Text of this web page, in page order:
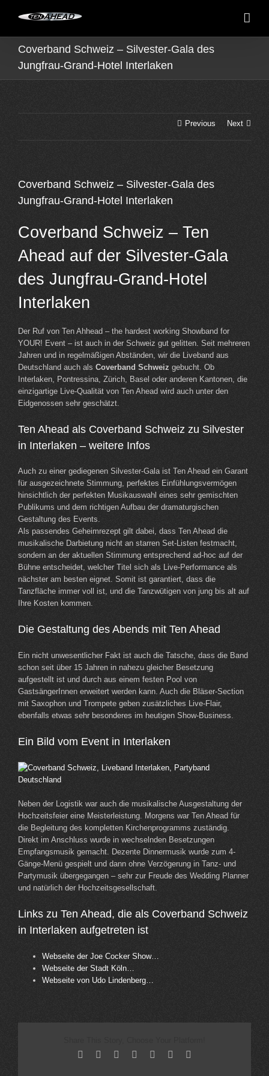
Coverband Schweiz – Silvester-Gala des
Jungfrau-Grand-Hotel Interlaken
Previous Next
Coverband Schweiz – Silvester-Gala des
Jungfrau-Grand-Hotel Interlaken
Coverband Schweiz – Ten
Ahead auf der Silvester-Gala
des Jungfrau-Grand-Hotel
Interlaken
Der Ruf von Ten Ahhead – the hardest working Showband for
YOUR! Event – ist auch in der Schweiz gut gelitten. Seit mehreren
Jahren und in regelmäßigen Abständen, wir die Liveband aus
Deutschland auch als Coverband Schweiz gebucht. Ob
Interlaken, Pontressina, Zürich, Basel oder anderen Kantonen, die
einzigartige Live-Qualität von Ten Ahead wird auch unter den
Eidgenossen sehr geschätzt.
Ten Ahead als Coverband Schweiz zu Silvester
in Interlaken – weitere Infos
Auch zu einer gediegenen Silvester-Gala ist Ten Ahead ein Garant
für ausgezeichnete Stimmung, perfektes Einfühlungsvermögen
hinsichtlich der perfekten Musikauswahl eines sehr gemischten
Publikums und dem richtigen Aufbau der dramaturgischen
Gestaltung des Events.
Als passendes Geheimrezept gilt dabei, dass Ten Ahead die
musikalische Darbietung nicht an starren Set-Listen festmacht,
sondern an der aktuellen Stimmung entsprechend ad-hoc auf der
Bühne entscheidet, welcher Titel sich als Live-Performance als
nächster am besten eignet. Somit ist garantiert, dass die
Tanzfläche immer voll ist, und die Tanzwütigen von jung bis alt auf
Ihre Kosten kommen.
Die Gestaltung des Abends mit Ten Ahead
Ein nicht unwesentlicher Fakt ist auch die Tatsche, dass die Band
schon seit über 15 Jahren in nahezu gleicher Besetzung
aufgestellt ist und durch aus einem festen Pool von
GastsängerInnen erweitert werden kann. Auch die Bläser-Section
mit Saxophon und Trompete geben zusätzliches Live-Flair,
ebenfalls etwas sehr besonderes im heutigen Show-Business.
Ein Bild vom Event in Interlaken
Neben der Logistik war auch die musikalische Ausgestaltung der
Hochzeitsfeier eine Meisterleistung. Morgens war Ten Ahead für
die Begleitung des kompletten Kirchenprogramms zuständig.
Direkt im Anschluss wurde in wechselnden Besetzungen
Empfangsmusik gemacht. Dezente Dinnermusik wurde zum 4-
Gänge-Menü gespielt und dann ohne Verzögerung in Tanz- und
Partymusik übergegangen – sehr zur Freude des Wedding Planner
und natürlich der Hochzeitsgesellschaft.
Links zu Ten Ahead, die als Coverband Schweiz
in Interlaken aufgetreten ist
Webseite der Joe Cocker Show…
Webseite der Stadt Köln…
Webseite von Udo Lindenberg…
Facebook Reddit LinkedIn
TumblrPinterest